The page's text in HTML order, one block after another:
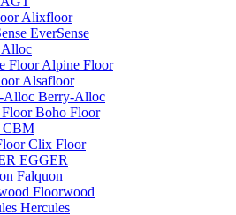
Alixfloor
EverSense
Alloc
Alpine Floor
Alsafloor
Berry-Alloc
Boho Floor
CBM
Clix Floor
EGGER
Falquon
Floorwood
Hercules